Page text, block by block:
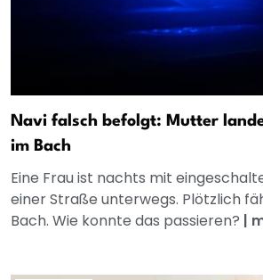
Navi falsch befolgt: Mutter
im Bach
Eine Frau ist nachts mit
einer Straße unterwegs. Plötzlich
Bach. Wie konnte das passieren? |